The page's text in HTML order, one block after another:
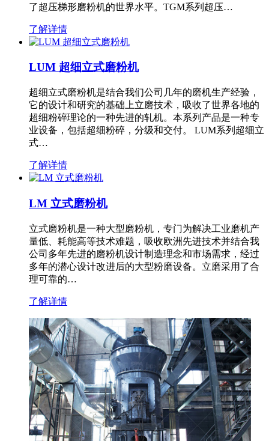
了超压梯形磨粉机的世界水平。TGM系列超压…
了解详情
LUM 超细立式磨粉机
超细立式磨粉机是结合我们公司几年的磨机生产经验，
它的设计和研究的基础上立磨技术，吸收了世界各地的
超细粉碎理论的一种先进的轧机。本系列产品是一种专
业设备，包括超细粉碎，分级和交付。 LUM系列超细立
式…
了解详情
LM 立式磨粉机
立式磨粉机是一种大型磨粉机，专门为解决工业磨机产
量低、耗能高等技术难题，吸收欧洲先进技术并结合我
公司多年先进的磨粉机设计制造理念和市场需求，经过
多年的潜心设计改进后的大型粉磨设备。立磨采用了合
理可靠的…
了解详情